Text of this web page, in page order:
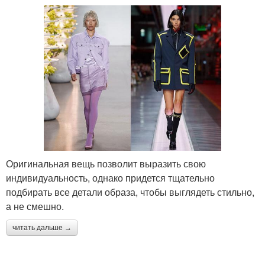
Оригинальная вещь позволит выразить свою
индивидуальность, однако придется тщательно
подбирать все детали образа, чтобы выглядеть стильно,
а не смешно.
читать дальше →